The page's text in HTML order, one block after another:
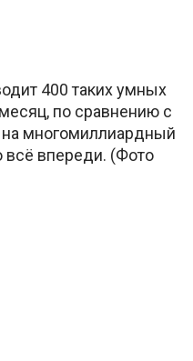
400 таких умных
по сравнению с
на многомиллиардный
всё впереди. (Фото